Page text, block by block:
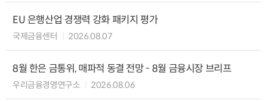
EU 은행산업 경쟁력 강화 패키지 평가
국제금융센터 2026.08.07
8월 한은 금통위, 매파적 동결 전망 - 8월 금융시장 브리프
우리금융경영연구소 2026.08.06